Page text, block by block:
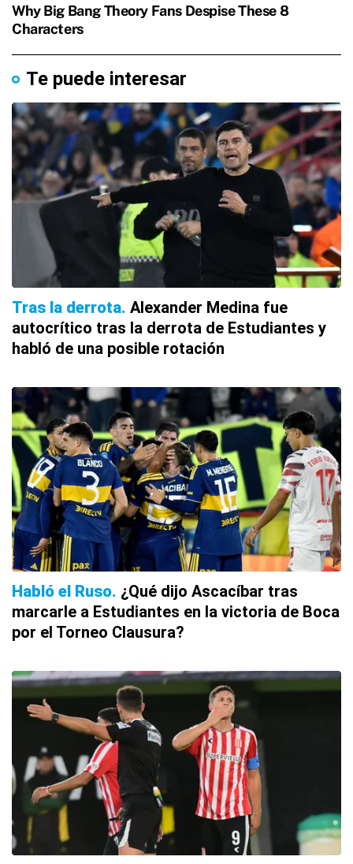
Te puede interesar
Tras la derrota Alexander Medina fue
autocrítico tras la derrota de Estudiantes y
habló de una posible rotación
Habló el Ruso ¿Qué dijo Ascacíbar tras
marcarle a Estudiantes en la victoria de Boca
por el Torneo Clausura?